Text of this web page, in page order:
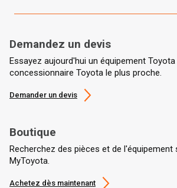
Demandez un devis
Essayez aujourd'hui un équipement
concessionnaire Toyota le plus proche.
Demander un devis
Boutique
Recherchez des pièces et de l'équipement
MyToyota.
Achetez dès maintenant